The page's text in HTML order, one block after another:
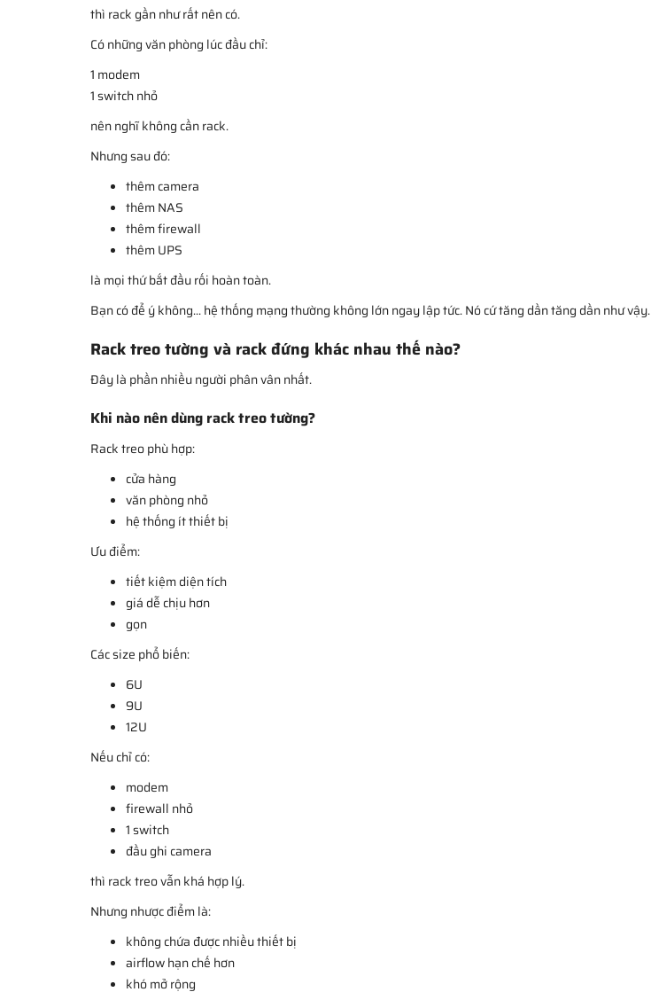
thì rack gần như rất nên có.
Có những văn phòng lúc đầu chỉ:
1 modem
1 switch nhỏ
nên nghĩ không cần rack.
Nhưng sau đó:
thêm camera
thêm NAS
thêm firewall
thêm UPS
là mọi thứ bắt đầu rối hoàn toàn.
Bạn có để ý không... hệ thống mạng thường không lớn ngay lập tức. Nó cứ tăng dần tăng dần như vậy.
Rack treo tường và rack đứng khác nhau thế nào?
Đây là phần nhiều người phân vân nhất.
Khi nào nên dùng rack treo tường?
Rack treo phù hợp:
cửa hàng
văn phòng nhỏ
hệ thống ít thiết bị
Ưu điểm:
tiết kiệm diện tích
giá dễ chịu hơn
gọn
Các size phổ biến:
6U
9U
12U
Nếu chỉ có:
modem
firewall nhỏ
1 switch
đầu ghi camera
thì rack treo vẫn khá hợp lý.
Nhưng nhược điểm là:
không chứa được nhiều thiết bị
airflow hạn chế hơn
khó mở rộng